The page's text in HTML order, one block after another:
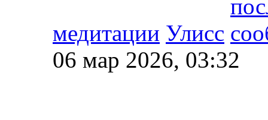
медитации Улисс
06 мар 2026, 03:32